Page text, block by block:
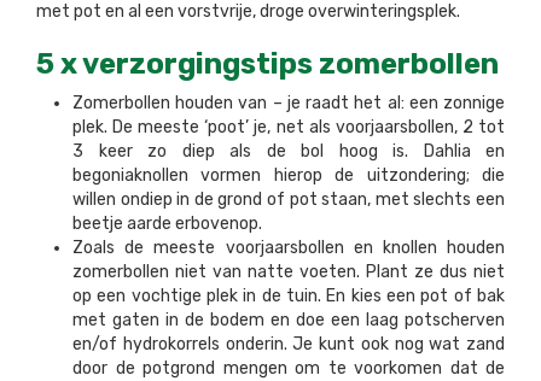
met pot en al een vorstvrije, droge overwinteringsplek.
5 x verzorgingstips zomerbollen
Zomerbollen houden van – je raadt het al: een zonnige
plek. De meeste ‘poot’ je, net als voorjaarsbollen, 2 tot
3 keer zo diep als de bol hoog is. Dahlia en
begoniaknollen vormen hierop de uitzondering; die
willen ondiep in de grond of pot staan, met slechts een
beetje aarde erbovenop.
Zoals de meeste voorjaarsbollen en knollen houden
zomerbollen niet van natte voeten. Plant ze dus niet
op een vochtige plek in de tuin. En kies een pot of bak
met gaten in de bodem en doe een laag potscherven
en/of hydrokorrels onderin. Je kunt ook nog wat zand
door de potgrond mengen om te voorkomen dat de